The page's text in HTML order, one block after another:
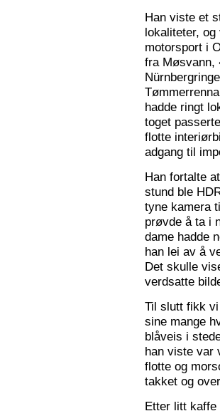
Han viste et
lokaliteter,
motorsport i
fra Møsvann,
hadde ringt
toget
flotte
adgang til
Han fortalte
stund ble
tyne kamera
prøvde å ta i
dame hadde
han lei av å
Det skulle
verdsatte
Til slutt fikk
sine mange
blåveis i
han viste var
flotte og
takket og
Etter litt kaffe